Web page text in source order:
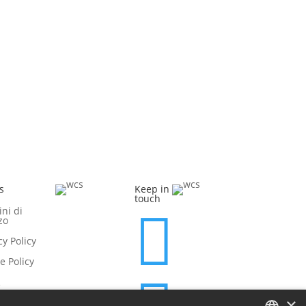
di
Policy
Policy
Keep in
touch
